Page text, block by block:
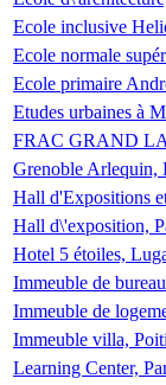
Ecole inclusive
Ecole normale
Ecole primaire
Etudes urbaines à
FRAC GRAND
Grenoble Arlequin,
Hall d'Expositions
Hall d\'exposition,
Hotel 5 étoiles,
Immeuble de
Immeuble de
Immeuble villa,
Learning Center,